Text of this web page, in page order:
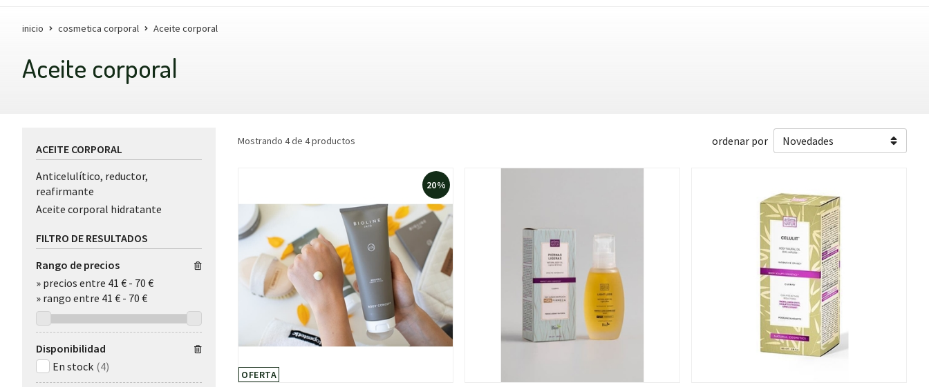
inicio cosmetica corporal Aceite corporal
Aceite corporal
Mostrando 4 de 4 productos ordenar por
20%
OFERTA
ACEITE CORPORAL
Anticelulítico, reductor,
reafirmante
Aceite corporal hidratante
FILTRO DE RESULTADOS
Rango de precios
» precios entre 41 € - 70 €
» rango entre 41 € - 70 €
Disponibilidad
En stock (4)